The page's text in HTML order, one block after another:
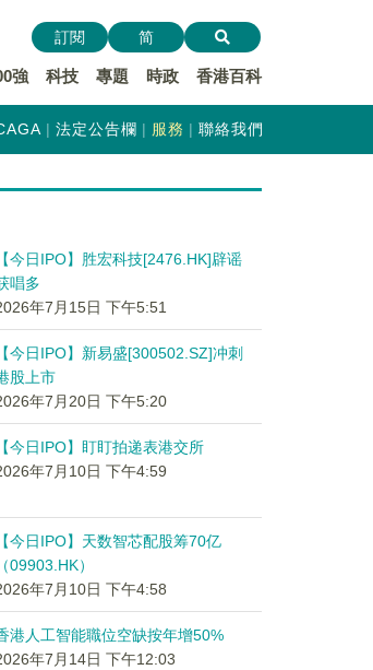
強 科技 專題 時政 香港百科
訂閱 简
法定公告欄 服務 聯絡我們
【今日IPO】胜宏科技[2476.HK]辟谣
唱多
年7月15日 下午5:51
【今日IPO】新易盛[300502.SZ]冲刺
股上市
年7月20日 下午5:20
【今日IPO】盯盯拍递表港交所
年7月10日 下午4:59
【今日IPO】天数智芯配股筹70亿
（09903.HK）
年7月10日 下午4:58
港人工智能職位空缺按年增50%
年7月14日 下午12:03